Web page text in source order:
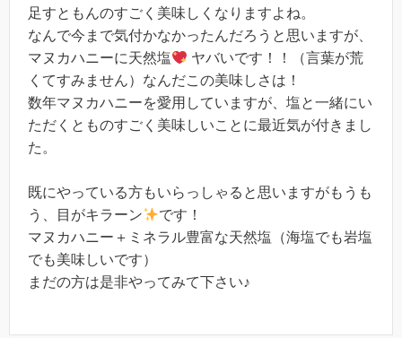
足すともんのすごく美味しくなりますよね。
なんで今まで気付かなかったんだろうと思いますが、
マヌカハニーに天然塩
ヤバいです！！（言葉が荒
くてすみません）なんだこの美味しさは！
数年マヌカハニーを愛用していますが、塩と一緒にい
ただくとものすごく美味しいことに最近気が付きまし
た。
既にやっている方もいらっしゃると思いますがもうも
う、目がキラーン
です！
マヌカハニー＋ミネラル豊富な天然塩（海塩でも岩塩
でも美味しいです）
まだの方は是非やってみて下さい♪